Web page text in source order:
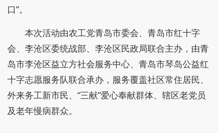
口”。
本次活动由农工党青岛市委会、青岛市红十字
会、李沧区委统战部、李沧区民政局联合主办，由青
岛市李沧区益立方社会服务中心、青岛市琴岛公益红
十字志愿服务队联合承办，服务覆盖社区常住居民、
外来务工新市民、“三献”爱心奉献群体、辖区老党员
及老年慢病群众。